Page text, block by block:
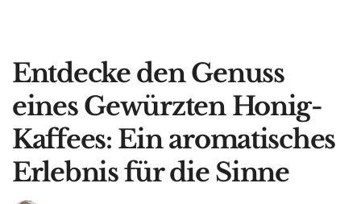
Entdecke den Genuss
eines Gewürzten Honig-
Kaffees: Ein aromatisches
Erlebnis für die Sinne